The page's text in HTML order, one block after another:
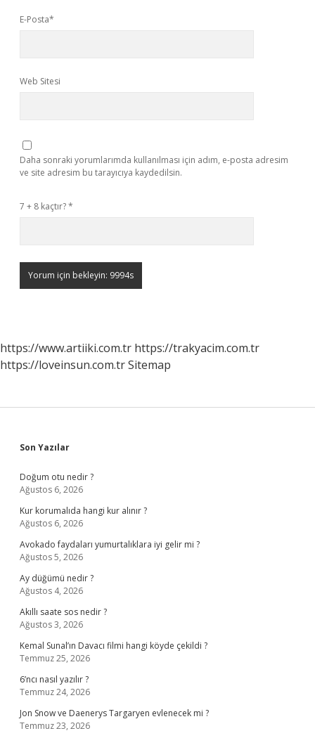
E-Posta*
Web Sitesi
Daha sonraki yorumlarımda kullanılması için adım, e-posta adresim
ve site adresim bu tarayıcıya kaydedilsin.
7 + 8 kaçtır?*
https://www.artiiki.com.tr https://trakyacim.com.tr
https://loveinsun.com.trSitemap
Sidebar
Son Yazılar
Doğum otu nedir ?
Ağustos 6, 2026
Kur korumalıda hangi kur alınır ?
Ağustos 6, 2026
Avokado faydaları yumurtalıklara iyi gelir mi ?
Ağustos 5, 2026
Ay düğümü nedir ?
Ağustos 4, 2026
Akıllı saate sos nedir ?
Ağustos 3, 2026
Kemal Sunal’ın Davacı filmi hangi köyde çekildi ?
Temmuz 25, 2026
6’ncı nasıl yazılır ?
Temmuz 24, 2026
Jon Snow ve Daenerys Targaryen evlenecek mi ?
Temmuz 23, 2026